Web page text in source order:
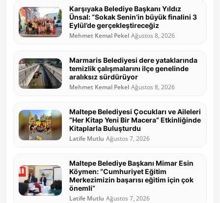
Karşıyaka Belediye Başkanı Yıldız
Ünsal: “Sokak Senin’in büyük finalini 3
Eylül’de gerçekleştireceğiz
Mehmet Kemal Pekel Ağustos 8, 2026
Marmaris Belediyesi dere yataklarında
temizlik çalışmalarını ilçe genelinde
aralıksız sürdürüyor
Mehmet Kemal Pekel Ağustos 8, 2026
Maltepe Belediyesi Çocukları ve Aileleri
“Her Kitap Yeni Bir Macera” Etkinliğinde
Kitaplarla Buluşturdu
Latife Mutlu Ağustos 7, 2026
Maltepe Belediye Başkanı Mimar Esin
Köymen: “Cumhuriyet Eğitim
Merkezimizin başarısı eğitim için çok
önemli”
Latife Mutlu Ağustos 7, 2026